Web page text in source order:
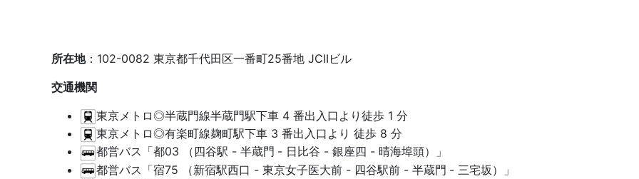
所在地：102-0082 東京都千代田区一番町25番地 JCIIビル
交通機関
東京メトロ◎半蔵門線半蔵門駅下車 4 番出入口より徒歩 1 分
東京メトロ◎有楽町線麹町駅下車 3 番出入口より 徒歩 8 分
都営バス「都03 （四谷駅 - 半蔵門 - 日比谷 - 銀座四 - 晴海埠頭）」
都営バス「宿75 （新宿駅西口 - 東京女子医大前 - 四谷駅前 - 半蔵門 - 三宅坂）」